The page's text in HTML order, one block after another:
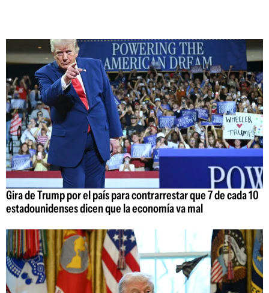
Gira de Trump por el país para contrarrestar que 7 de cada 10
estadounidenses dicen que la economía va mal